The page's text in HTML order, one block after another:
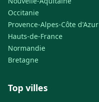
Occitanie
Provence-Alpes-Côte d'Azur
Hauts-de-France
Normandie
Bretagne
Top villes